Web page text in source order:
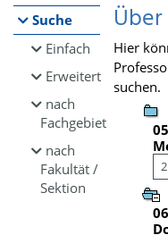
Suche
Einfach
Erweitert
nach
Fachgebiet
nach
Fakultät /
Sektion
Hier
suchen.